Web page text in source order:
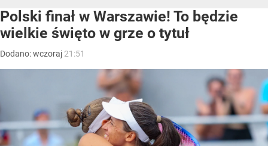
Polski finał w Warszawie! To będzie
wielkie święto w grze o tytuł
Dodano:wczoraj 21:51